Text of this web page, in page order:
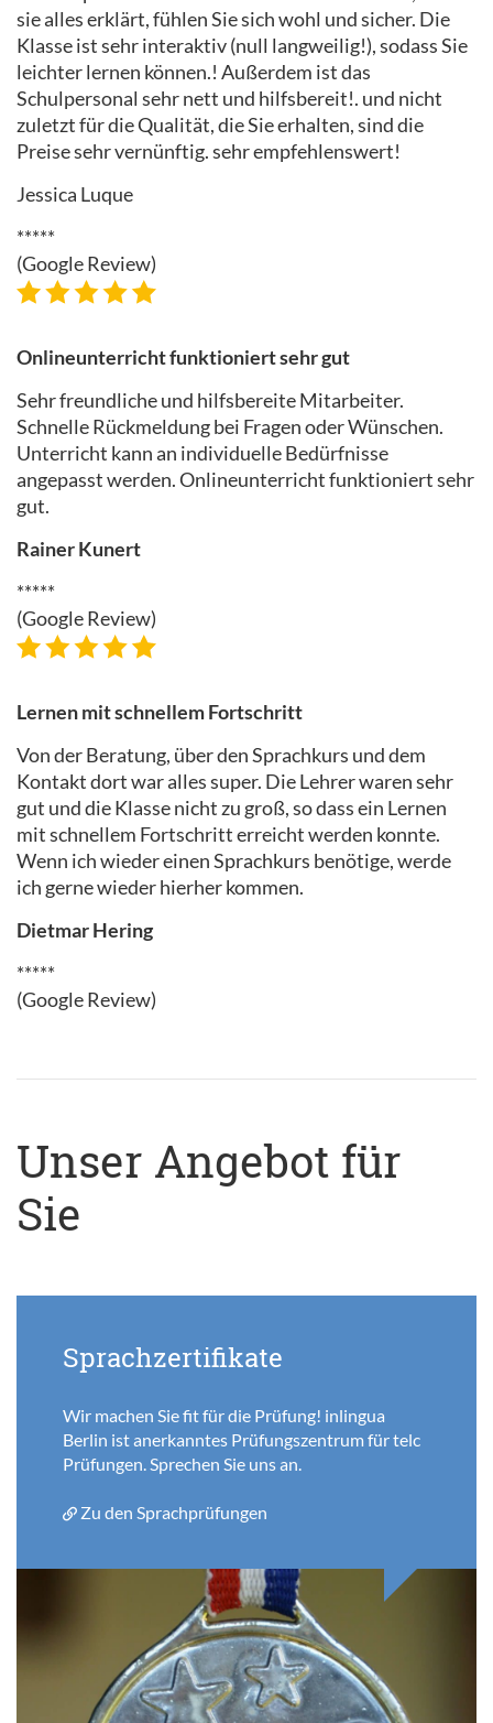
sie alles erklärt, fühlen Sie sich wohl und sicher. Die
Klasse ist sehr interaktiv (null langweilig!), sodass Sie
leichter lernen können.! Außerdem ist das
Schulpersonal sehr nett und hilfsbereit!. und nicht
zuletzt für die Qualität, die Sie erhalten, sind die
Preise sehr vernünftig. sehr empfehlenswert!
Jessica Luque
*****
(Google Review)
Onlineunterricht funktioniert sehr gut
Sehr freundliche und hilfsbereite Mitarbeiter.
Schnelle Rückmeldung bei Fragen oder Wünschen.
Unterricht kann an individuelle Bedürfnisse
angepasst werden. Onlineunterricht funktioniert sehr
gut.
Rainer Kunert
*****
(Google Review)
Lernen mit schnellem Fortschritt
Von der Beratung, über den Sprachkurs und dem
Kontakt dort war alles super. Die Lehrer waren sehr
gut und die Klasse nicht zu groß, so dass ein Lernen
mit schnellem Fortschritt erreicht werden konnte.
Wenn ich wieder einen Sprachkurs benötige, werde
ich gerne wieder hierher kommen.
Dietmar Hering
*****
(Google Review)
Unser Angebot für
Sie
Sprachzertifikate
Wir machen Sie fit für die Prüfung! inlingua
Berlin ist anerkanntes Prüfungszentrum für telc
Prüfungen. Sprechen Sie uns an.
Zu den Sprachprüfungen